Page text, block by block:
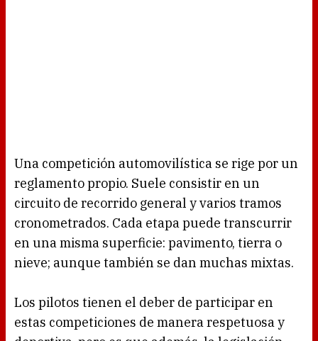
Una competición automovilística se rige por un
reglamento propio. Suele consistir en un
circuito de recorrido general y varios tramos
cronometrados. Cada etapa puede transcurrir
en una misma superficie: pavimento, tierra o
nieve; aunque también se dan muchas mixtas.
Los pilotos tienen el deber de participar en
estas competiciones de manera respetuosa y